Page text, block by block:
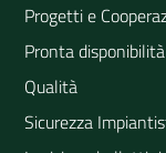
Progetti e
Pronta disponibilità
Qualità
Sicurezza